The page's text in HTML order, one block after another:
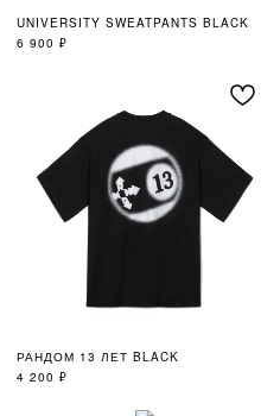
UNIVERSITY SWEATPANTS BLACK
6 900 ₽
РАНДОМ 13 ЛЕТ BLACK
4 200 ₽